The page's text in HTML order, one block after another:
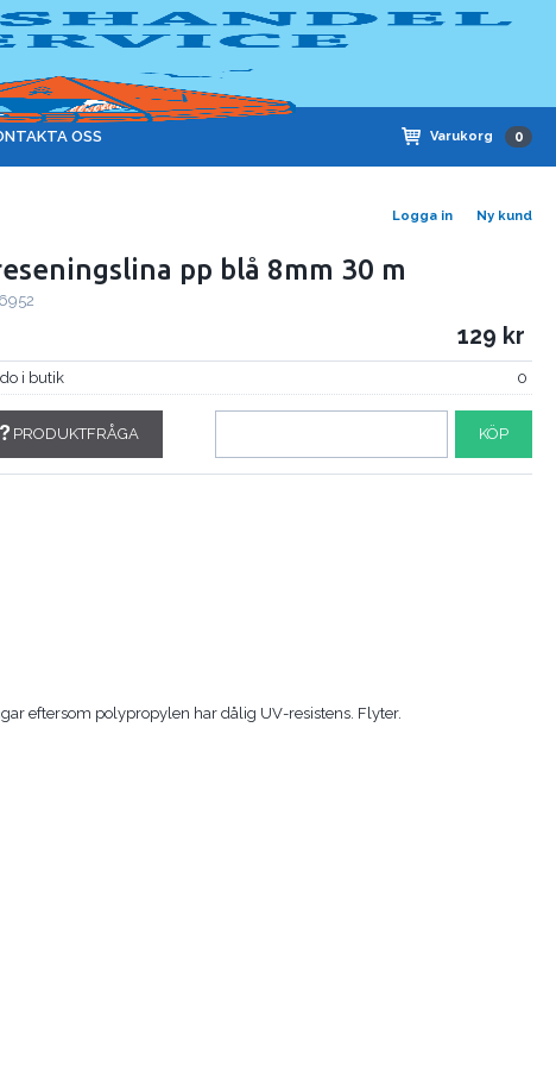
Logga in Ny kund
Varukorg 0
OSS
pp blå 8mm 30 m
129
i butik 0
PRODUKTFRÅGA KÖP
eftersom polypropylen har dålig UV-resistens. Flyter.